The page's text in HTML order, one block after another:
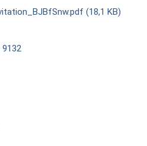
(18,1 KB)